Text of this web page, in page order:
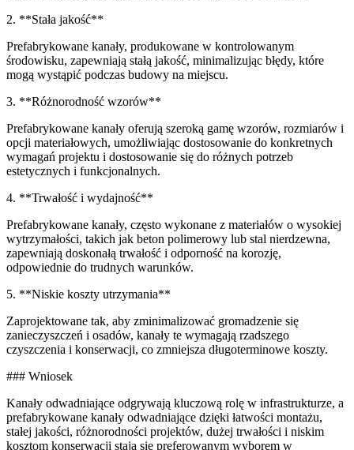
2. **Stała jakość**
Prefabrykowane kanały, produkowane w kontrolowanym
środowisku, zapewniają stałą jakość, minimalizując błędy, które
mogą wystąpić podczas budowy na miejscu.
3. **Różnorodność wzorów**
Prefabrykowane kanały oferują szeroką gamę wzorów, rozmiarów i
opcji materiałowych, umożliwiając dostosowanie do konkretnych
wymagań projektu i dostosowanie się do różnych potrzeb
estetycznych i funkcjonalnych.
4. **Trwałość i wydajność**
Prefabrykowane kanały, często wykonane z materiałów o wysokiej
wytrzymałości, takich jak beton polimerowy lub stal nierdzewna,
zapewniają doskonałą trwałość i odporność na korozję,
odpowiednie do trudnych warunków.
5. **Niskie koszty utrzymania**
Zaprojektowane tak, aby zminimalizować gromadzenie się
zanieczyszczeń i osadów, kanały te wymagają rzadszego
czyszczenia i konserwacji, co zmniejsza długoterminowe koszty.
### Wniosek
Kanały odwadniające odgrywają kluczową rolę w infrastrukturze, a
prefabrykowane kanały odwadniające dzięki łatwości montażu,
stałej jakości, różnorodności projektów, dużej trwałości i niskim
kosztom konserwacji stają się preferowanym wyborem w